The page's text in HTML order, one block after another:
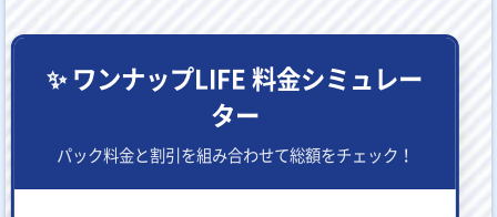
✨ ワンナップLIFE 料金シミュレー
ター
パック料金と割引を組み合わせて総額をチェック！